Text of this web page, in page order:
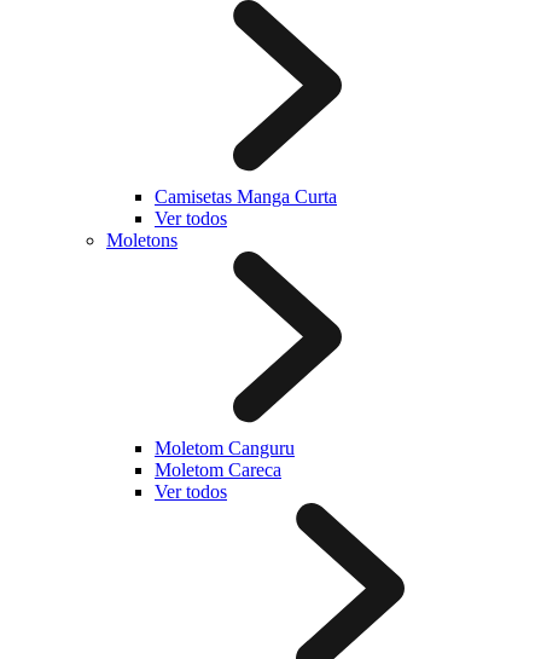
Camisetas Manga Curta
Ver todos
Moletons
Moletom Canguru
Moletom Careca
Ver todos